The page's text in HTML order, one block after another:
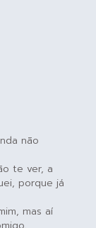
não
te ver, a
porque já
mas aí